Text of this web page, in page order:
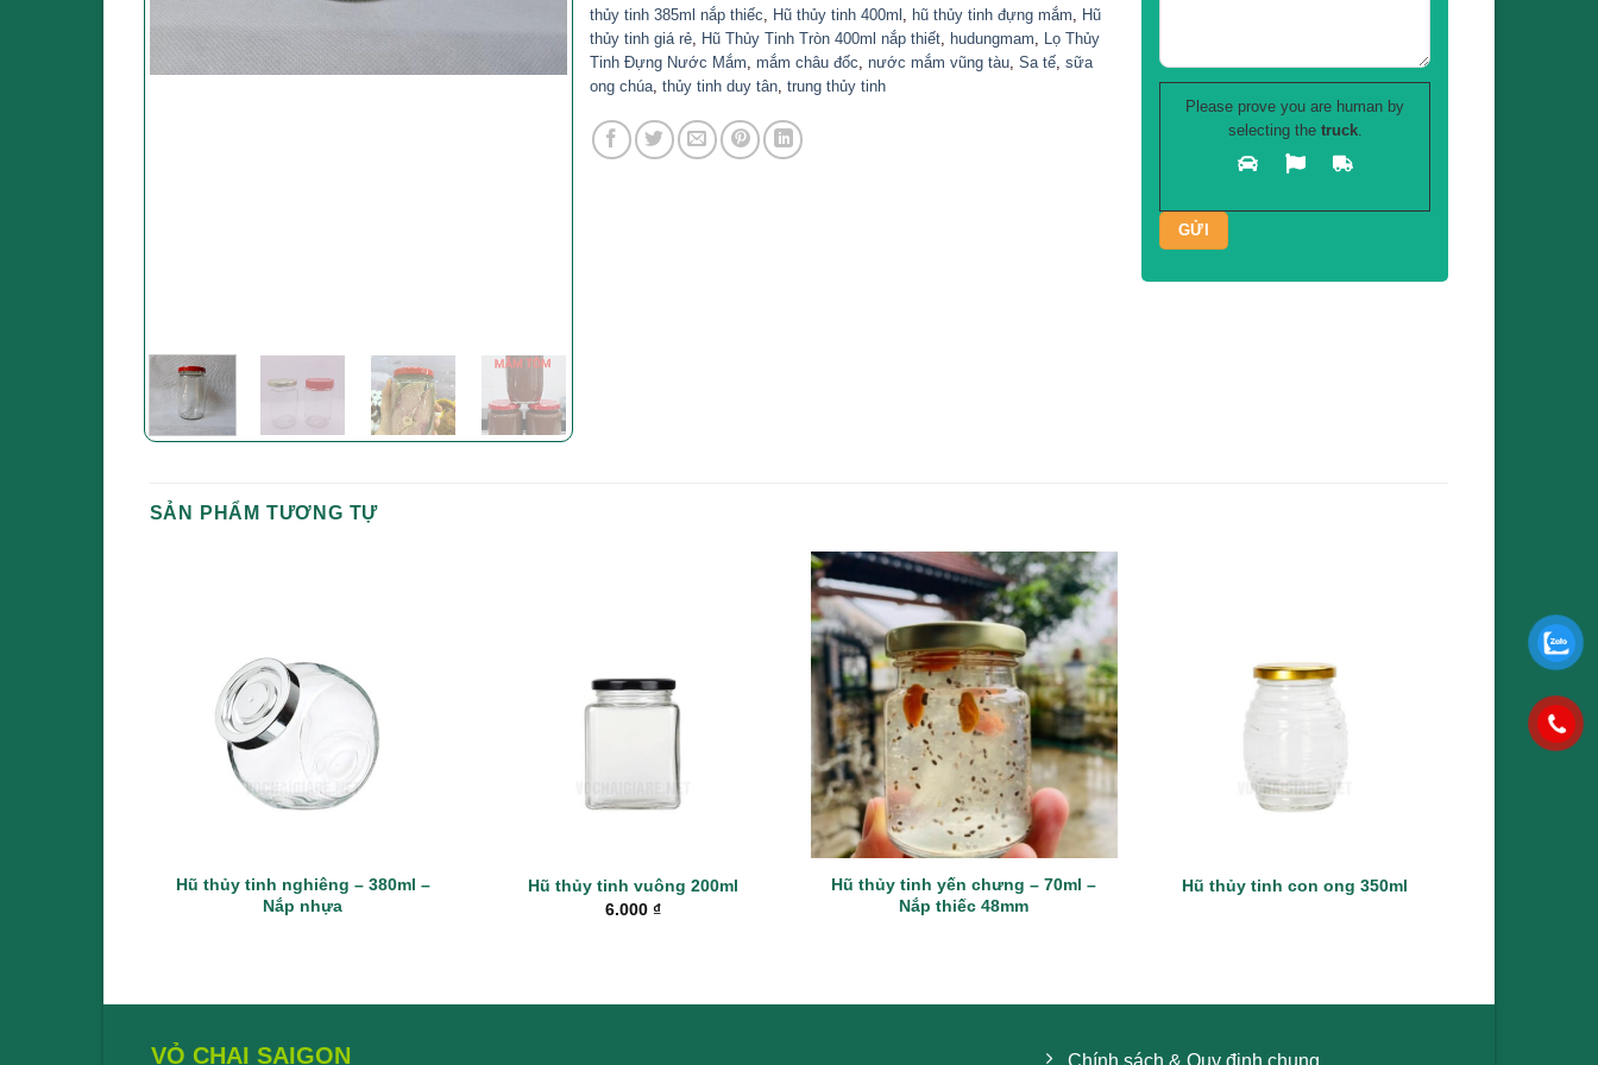
thủy tinh 385ml nắp thiếc, Hũ thủy tinh 400ml , hũ thủy tinh đựng mắm, Hũ
thủy tinh giá rẻ, Hũ Thủy Tinh Tròn 400ml nắp thiết, hudungmam, Lọ Thủy
Tinh Đựng Nước Mắm,mắm châu đốc,nước mắm vũng tàu,Sa tế,sữa
ong chúa,thủy tinh duy tân,trung thủy tinh
Please prove you are human by
selecting thetruck.
SẢN PHẨM TƯƠNG TỰ
Hũ thủy tinh nghiêng – 380ml –
Nắp nhựa
Hũ thủy tinh vuông 200ml
6.000₫
Hũ thủy tinh yến chưng – 70ml –
Nắp thiếc 48mm
Hũ thủy tinh con ong 350ml
VỎ CHAI SAIGON Chính sách & Quy định chung